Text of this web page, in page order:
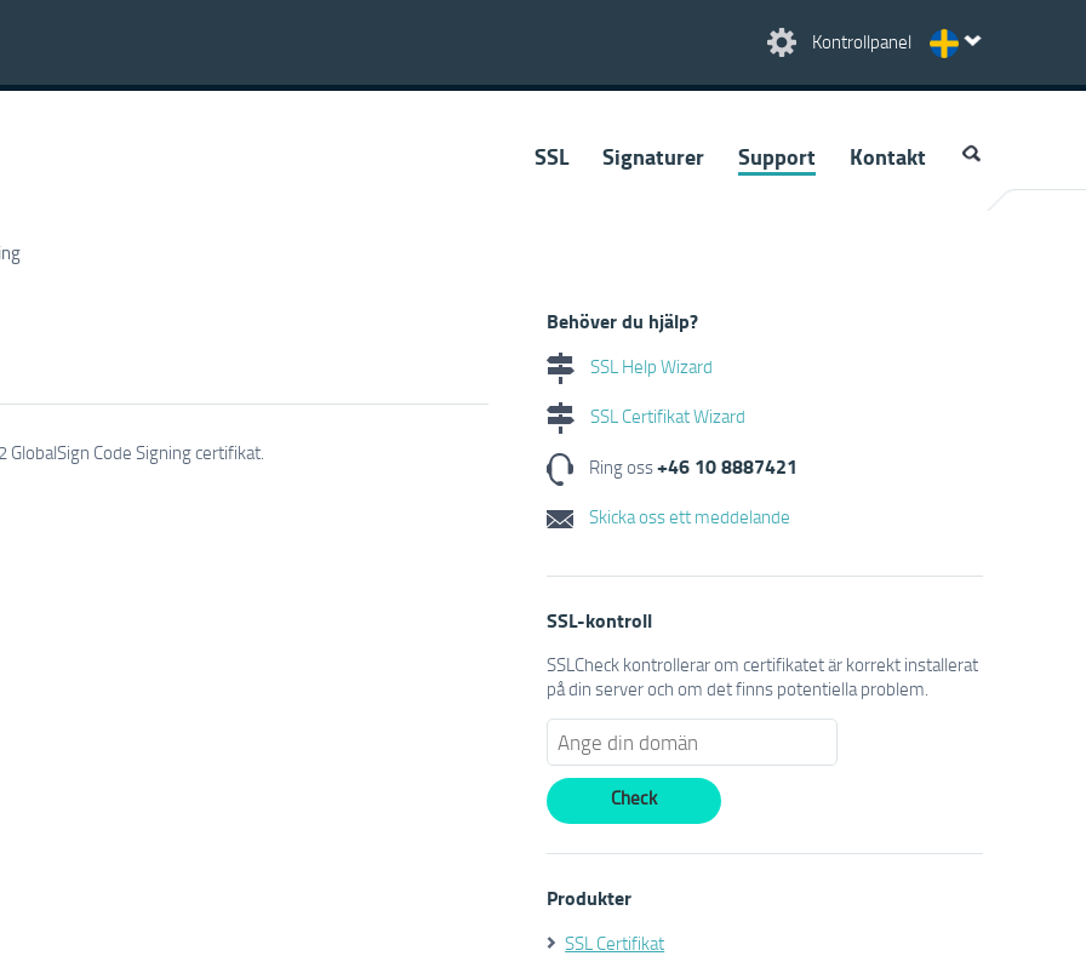
Kontrollpanel
SSL Signaturer Support Kontakt
Code Signing certifikat.
Behöver du hjälp?
SSL Help Wizard
SSL Certifikat Wizard
Ring oss+46 10 8887421
Skicka oss ett meddelande
SSL-kontroll
SSLCheck kontrollerar om certifikatet är korrekt installerat
på din server och om det finns potentiella problem.
Produkter
SSL Certifikat